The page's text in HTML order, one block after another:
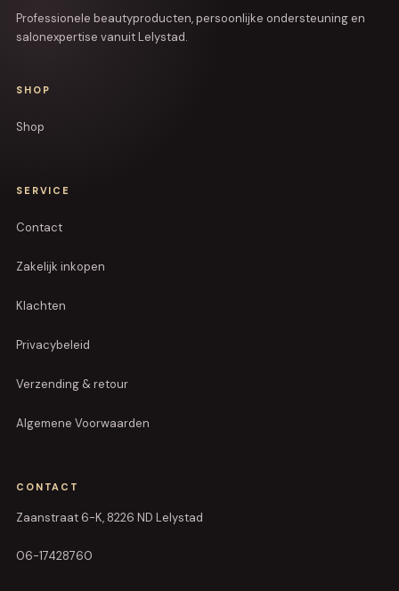
Professionele beautyproducten, persoonlijke ondersteuning en
salonexpertise vanuit Lelystad.
SHOP
Shop
SERVICE
Contact
Zakelijk inkopen
Klachten
Privacybeleid
Verzending & retour
Algemene Voorwaarden
CONTACT
Zaanstraat 6-K, 8226 ND Lelystad
06-17428760